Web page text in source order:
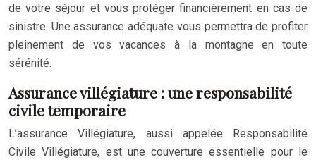
de votre séjour et vous protéger financièrement en cas de
sinistre. Une assurance adéquate vous permettra de profiter
pleinement de vos vacances à la montagne en toute
sérénité.
Assurance villégiature : une responsabilité
civile temporaire
L’assurance Villégiature, aussi appelée Responsabilité
Civile Villégiature, est une couverture essentielle pour le